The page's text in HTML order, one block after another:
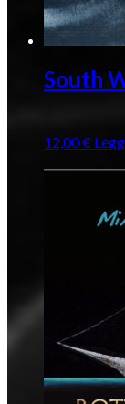
South
12,00€